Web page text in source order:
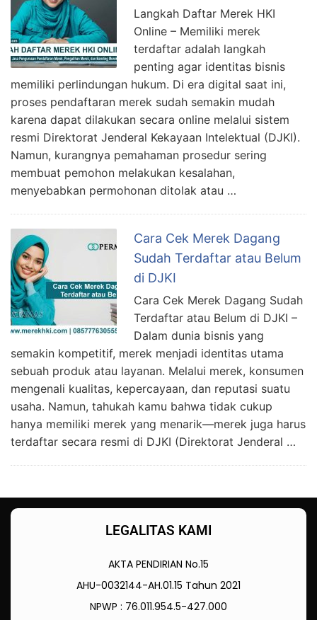
Langkah Daftar Merek HKI
Online – Memiliki merek
terdaftar adalah langkah
penting agar identitas bisnis
memiliki perlindungan hukum. Di era digital saat ini,
proses pendaftaran merek sudah semakin mudah
karena dapat dilakukan secara online melalui sistem
resmi Direktorat Jenderal Kekayaan Intelektual (DJKI).
Namun, kurangnya pemahaman prosedur sering
membuat pemohon melakukan kesalahan,
menyebabkan permohonan ditolak atau …
Cara Cek Merek Dagang
Sudah Terdaftar atau Belum
di DJKI
Cara Cek Merek Dagang Sudah
Terdaftar atau Belum di DJKI –
Dalam dunia bisnis yang
semakin kompetitif, merek menjadi identitas utama
sebuah produk atau layanan. Melalui merek, konsumen
mengenali kualitas, kepercayaan, dan reputasi suatu
usaha. Namun, tahukah kamu bahwa tidak cukup
hanya memiliki merek yang menarik—merek juga harus
terdaftar secara resmi di DJKI (Direktorat Jenderal …
LEGALITAS KAMI
AKTA PENDIRIAN No.15
AHU-0032144-AH.01.15 Tahun 2021
NPWP : 76.011.954.5-427.000